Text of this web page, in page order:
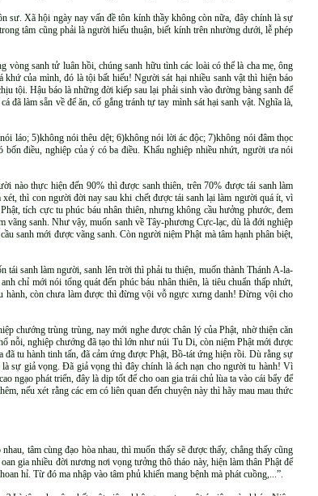
sư. Xã hội ngày nay vấn đề tôn kính thầy không còn nữa, đây chính là sự
tâm cũng phải là người hiếu thuận, biết kính trên nhường dưới, lễ phép
vòng sanh tử luân hồi, chúng sanh hữu tình các loài có thể là cha mẹ, ông
khứ của mình, đó là tội bất hiếu! Người sát hại nhiều sanh vật thì hiện báo
tội. Hậu báo là những đời kiếp sau lại phải sinh vào đường bàng sanh để
đã làm sẵn về để ăn, cố gắng tránh tự tay mình sát hại sanh vật. Nghĩa là,
láo; 5)không nói thêu dệt; 6)không nói lời ác độc; 7)không nói đâm thọc
điều, nghiệp của ý có ba điều. Khẩu nghiệp nhiều nhứt, người ưa nói
nào thực hiện đến 90% thì được sanh thiên, trên 70% được tái sanh làm
thì con người đời nay sau khi chết được tái sanh lại làm người quá ít, vì
tích cực tu phúc báu nhân thiên, nhưng không cầu hưởng phước, đem
sanh. Như vậy, muốn sanh về Tây-phương Cực-lạc, dù là đới nghiệp
sanh mới được vãng sanh. Còn người niệm Phật mà tâm hạnh phân biệt,
tái sanh làm người, sanh lên trời thì phải tu thiện, muốn thành Thánh A-la-
chỉ mới nói tổng quát đến phúc báu nhân thiên, là tiêu chuẩn thấp nhứt,
hành, còn chưa làm được thì đừng vội vỗ ngực xưng danh! Đừng vội cho
chướng trùng trùng, nay mới nghe được chân lý của Phật, nhờ thiện căn
nỗi, nghiệp chướng đã tạo thì lớn như núi Tu Di, còn niệm Phật mới được
tu hành tinh tấn, đã cảm ứng được Phật, Bồ-tát ứng hiện rồi. Dù rằng sự
sự giả vọng. Đã giả vọng thì đây chính là ách nạn cho người tu hành! Vì
ngạo phát triển, đây là dịp tốt để cho oan gia trái chủ lùa ta vào cái bẩy để
nếu xét rằng các em có liên quan đến chuyện này thì hãy mau mau thức
tâm cùng đạo hòa nhau, thì muốn thấy sẽ được thấy, chẳng thấy cũng
gia nhiều đời nương nơi vọng tưởng thô tháo này, hiện làm thân Phật để
hỉ. Từ đó ma nhập vào tâm phủ khiến mang bệnh mà phát cuồng,...”.